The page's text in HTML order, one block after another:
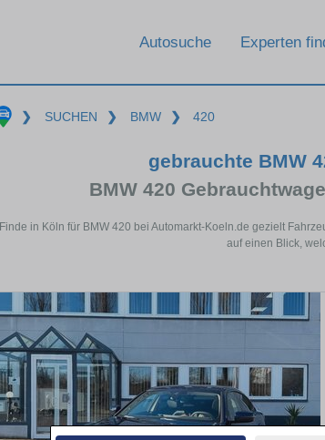
Autosuche Experten
❯ SUCHEN ❯ BMW ❯ 420
gebrauchte BMW
BMW 420
Finde in Köln für BMW 420 bei Automarkt-Koeln.de gezielt
auf einen Blick,